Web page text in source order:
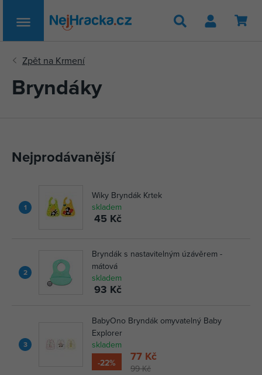
Hledat
Bryndáky
Nejprodávanější
1
Wiky Bryndák Krtek
skladem
45 Kč
2
Bryndák s nastavitelným úzávěrem -
mátová
skladem
93 Kč
3
BabyOno Bryndák omyvatelný Baby
Explorer
skladem
-22%
99 Kč
77 Kč